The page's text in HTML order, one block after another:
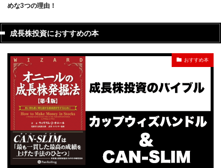
めな3つの理由！
成長株投資におすすめの本
おすすめ本